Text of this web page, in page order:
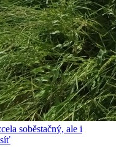
soběstačný, ale i